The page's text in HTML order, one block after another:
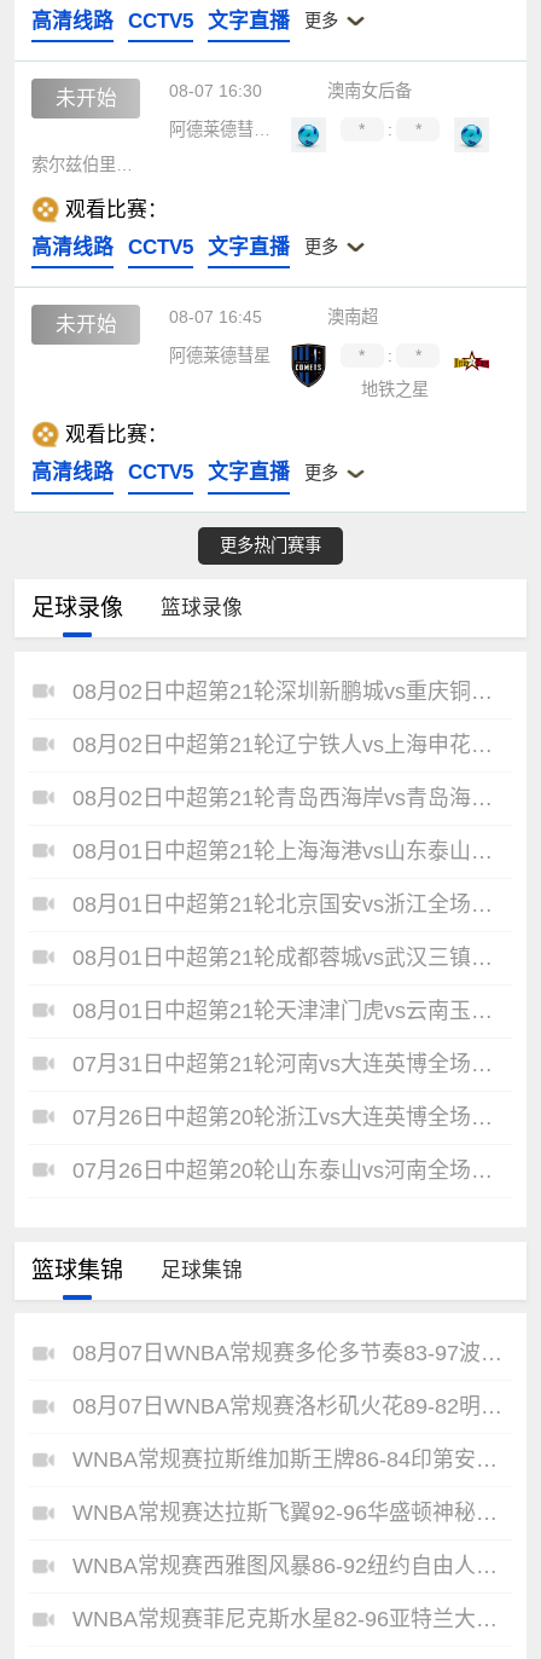
高清线路
CCTV5 文字直播 更多
未开始 08-07 16:30
澳南女后备
阿德莱德彗星女足后备
* :
*
观看比赛：
高清线路
CCTV5 文字直播 更多
未开始 08-07 16:45
澳南超
阿德莱德彗星
* :
*
地铁之星
观看比赛：
高清线路
CCTV5 文字直播 更多
更多热门赛事
足球录像 篮球录像
08月02日中超第21轮深圳新鹏城vs重庆铜梁龙全场录像
08月02日中超第21轮辽宁铁人vs上海申花全场录像
08月02日中超第21轮青岛西海岸vs青岛海牛全场录像
08月01日中超第21轮上海海港vs山东泰山全场录像
08月01日中超第21轮北京国安vs浙江全场录像
08月01日中超第21轮成都蓉城vs武汉三镇全场录像
08月01日中超第21轮天津津门虎vs云南玉昆全场录像
07月31日中超第21轮河南vs大连英博全场录像
07月26日中超第20轮浙江vs大连英博全场录像
07月26日中超第20轮山东泰山vs河南全场录像
篮球集锦 足球集锦
08月07日WNBA常规赛多伦多节奏83-97波特兰火焰集锦
08月07日WNBA常规赛洛杉矶火花89-82明尼苏达山猫全场集锦
WNBA常规赛拉斯维加斯王牌86-84印第安纳狂热全场集锦
WNBA常规赛达拉斯飞翼92-96华盛顿神秘人全场集锦
WNBA常规赛西雅图风暴86-92纽约自由人全场集锦
WNBA常规赛菲尼克斯水星82-96亚特兰大梦想全场集锦